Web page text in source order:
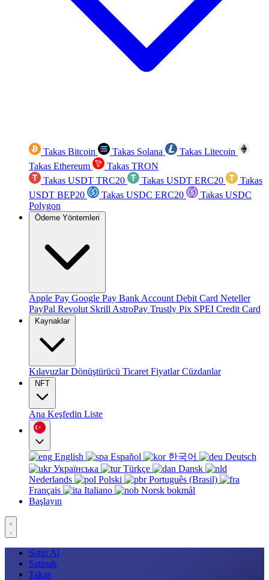
Takas Bitcoin Takas Solana
Takas Litecoin
Takas Ethereum
Takas TRON
Takas USDT TRC20
Takas USDT ERC20
Takas
USDT BEP20
Takas USDC ERC20
Takas USDC
Polygon
Ödeme Yöntemleri
Apple Pay Google Pay Bank Account Debit Card Neteller
PayPal Revolut Skrill AstroPay Trustly Pix SPEI Credit Card
Kaynaklar
KılavuzlarDönüştürücü Ticaret FiyatlarCüzdanlar
NFT
Ana Keşfedin Liste
English Español 한국어
Deutsch
Українська
Türkçe
Dansk
Nederlands
Polski
Português (Brasil)
Français
Italiano
Norsk bokmål
Başlayın
Satın Al
Satmak
Takas